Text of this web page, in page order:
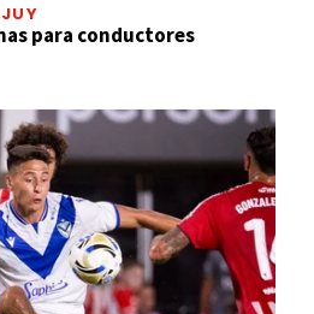
para conductores